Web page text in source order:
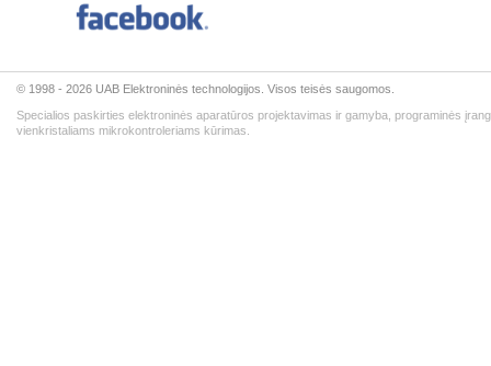
© 1998 - 2026 UAB Elektroninės technologijos. Visos teisės saugomos.
Specialios paskirties elektroninės aparatūros projektavimas ir gamyba, programinės
vienkristaliams mikrokontroleriams kūrimas.